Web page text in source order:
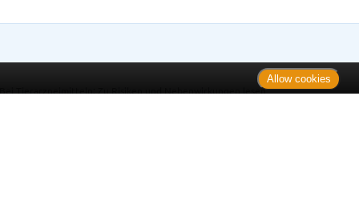
Tierarzneimitteln: Zu Risiken und Nebenwirkungen lesen
Allow cookies